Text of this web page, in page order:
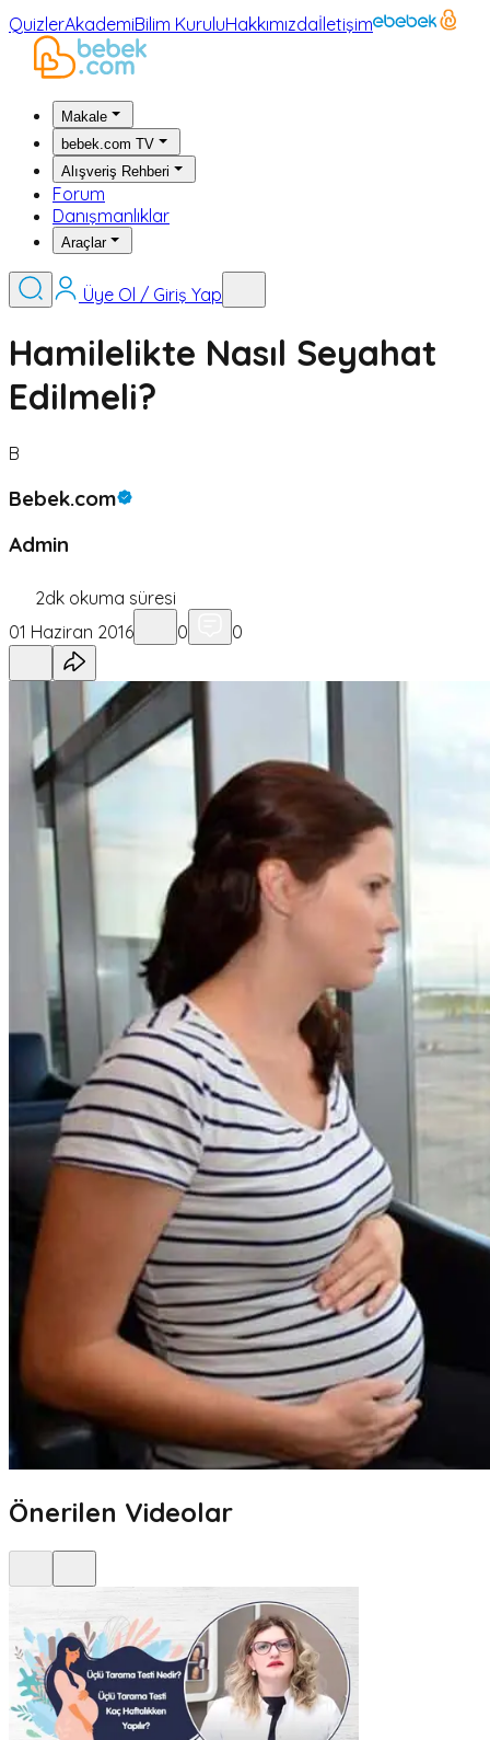
QuizlerAkademiBilim KuruluHakkımızdaİletişim
Makale
bebek.com TV
Alışveriş Rehberi
Forum
Danışmanlıklar
Araçlar
Üye Ol / Giriş Yap
Hamilelikte Nasıl Seyahat
Edilmeli?
B
Bebek.com
Admin
2dk okuma süresi
01 Haziran 2016
0 0
Önerilen Videolar